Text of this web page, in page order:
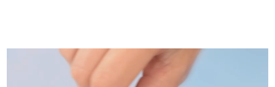
Tahmini teslim tarihi